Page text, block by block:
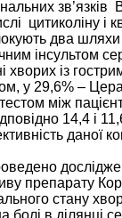
зв’язків
цитиколіну
два шляхи
інсультом
хворих із
у 29,6% –
між
14,4 і
даної
препарату
стану
в ділянці